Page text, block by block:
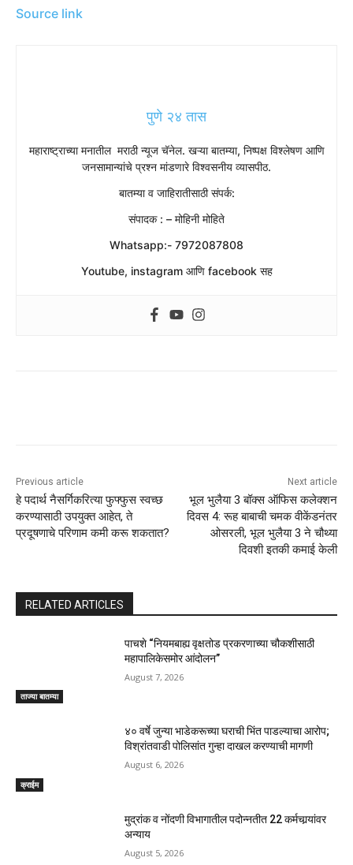
Source link
पुणे २४ तास
महाराष्ट्राच्या मनातील मराठी न्यूज चॅनेल. खऱ्या बातम्या, निष्पक्ष विश्लेषण आणि
जनसामान्यांचे प्रश्न मांडणारे विश्वसनीय व्यासपीठ.
बातम्या व जाहिरातीसाठी संपर्क:
संपादक : – मोहिनी मोहिते
Whatsapp:- 7972087808
Youtube, instagram आणि facebook सह
Previous article
हे पदार्थ नैसर्गिकरित्या फुफ्फुस स्वच्छ
करण्यासाठी उपयुक्त आहेत, ते
प्रदूषणाचे परिणाम कमी करू शकतात?
Next article
भूल भुलैया 3 बॉक्स ऑफिस कलेक्शन
दिवस 4: रूह बाबाची चमक वीकेंडनंतर
ओसरली, भूल भुलैया 3 ने चौथ्या
दिवशी इतकी कमाई केली
RELATED ARTICLES
ताज्या बातम्या
पाचशे “नियमबाह्य वृक्षतोड प्रकरणाच्या चौकशीसाठी
महापालिकेसमोर आंदोलन”
August 7, 2026
क्राईम
४० वर्षे जुन्या भाडेकरूच्या घराची भिंत पाडल्याचा आरोप;
विश्रांतवाडी पोलिसांत गुन्हा दाखल करण्याची मागणी
August 6, 2026
मुद्रांक व नोंदणी विभागातील पदोन्नतीत 22 कर्मचार्‍यांवर
अन्याय
August 5, 2026